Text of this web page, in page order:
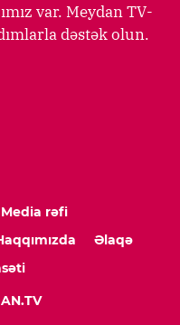
var. Meydan TV-
dəstək olun.
Media rəfi
Əlaqə